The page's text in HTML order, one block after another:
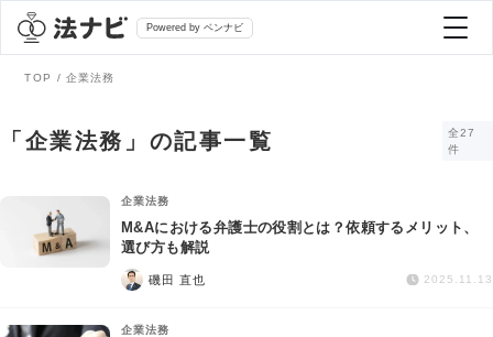
Powered by ベンナビ
全て
法律相談
弁護士を探す
おすすめ弁護士診断
TOP 企業法務
「企業法務」の記事一覧
全27
件
企業法務
M&Aにおける弁護士の役割とは？依頼するメリット、
選び方も解説
磯田 直也 2025.11.13
企業法務